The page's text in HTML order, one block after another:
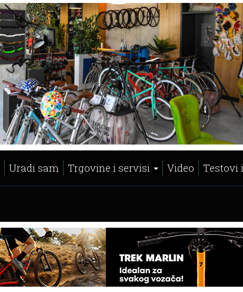
Uradi sam Trgovine i servisi Video Testovi